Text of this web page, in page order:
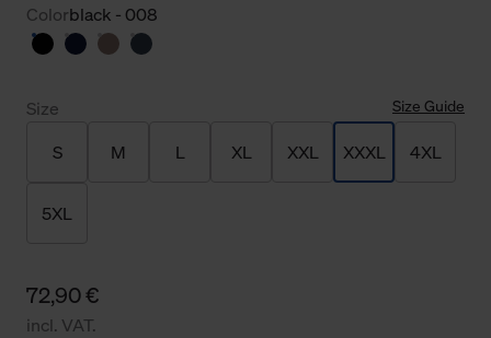
Colorblack - 008
Size Size Guide
S M L XL XXL XXXL 4XL
5XL
72,90 €
incl. VAT.